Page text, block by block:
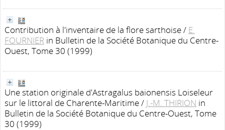
Contribution à l'inventaire de la flore sarthoise/ E.
FOURNIER in Bulletin de la Société Botanique du Centre-
Ouest, Tome 30 (1999)
Une station originale d'Astragalus baionensis Loiseleur
sur le littoral de Charente-Maritime/ J.-M. THIRION in
Bulletin de la Société Botanique du Centre-Ouest, Tome
30 (1999)